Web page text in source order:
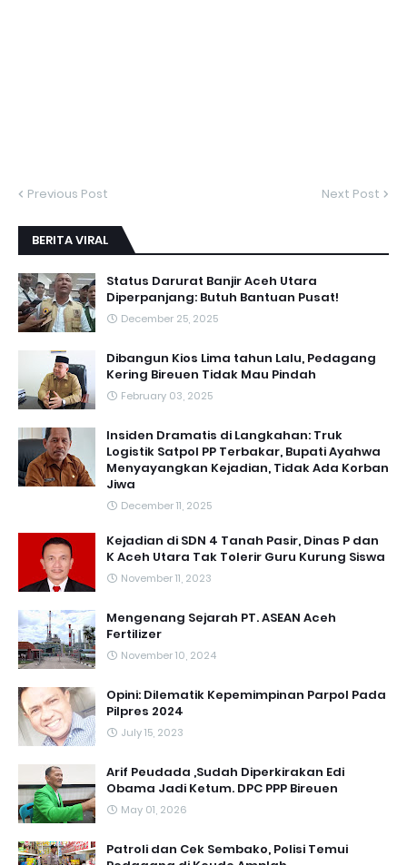
Previous Post Next Post
BERITA VIRAL
Status Darurat Banjir Aceh Utara
Diperpanjang: Butuh Bantuan Pusat!
December 25, 2025
Dibangun Kios Lima tahun Lalu, Pedagang
Kering Bireuen Tidak Mau Pindah
February 03, 2025
Insiden Dramatis di Langkahan: Truk
Logistik Satpol PP Terbakar, Bupati Ayahwa
Menyayangkan Kejadian, Tidak Ada Korban
Jiwa
December 11, 2025
Kejadian di SDN 4 Tanah Pasir, Dinas P dan
K Aceh Utara Tak Tolerir Guru Kurung Siswa
November 11, 2023
Mengenang Sejarah PT. ASEAN Aceh
Fertilizer
November 10, 2024
Opini: Dilematik Kepemimpinan Parpol Pada
Pilpres 2024
July 15, 2023
Arif Peudada ,Sudah Diperkirakan Edi
Obama Jadi Ketum. DPC PPP Bireuen
May 01, 2026
Patroli dan Cek Sembako, Polisi Temui